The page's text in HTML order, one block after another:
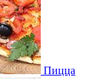
Пицца